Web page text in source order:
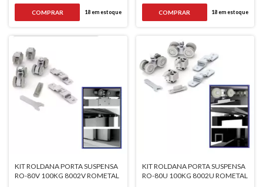
18em estoque 18em estoque
KIT ROLDANA PORTA SUSPENSA
RO-80V 100KG 8002V ROMETAL
KIT ROLDANA PORTA SUSPENSA
RO-80U 100KG 8002U ROMETAL